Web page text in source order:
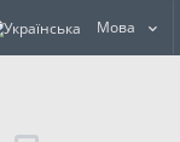
Мова